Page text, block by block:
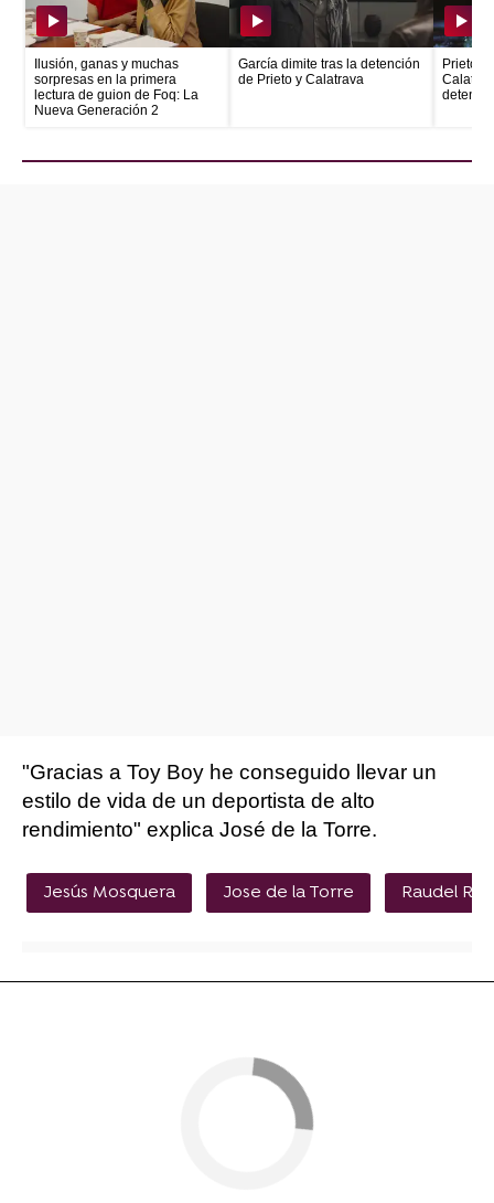
Ilusión, ganas y muchas
sorpresas en la primera
lectura de guion de Foq: La
Nueva Generación 2
García dimite tras la detención
de Prieto y Calatrava
Prieto
"Gracias a Toy Boy he conseguido llevar un
estilo de vida de un deportista de alto
rendimiento" explica José de la Torre.
Jesús Mosquera Jose de la Torre Raudel